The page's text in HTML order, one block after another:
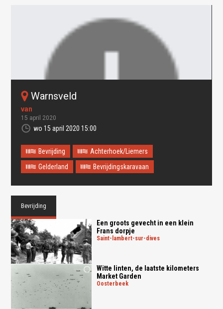
Oops! Something went
wrong.
This page didn't load Google Maps correctly. See the
warnsveld
15 april 2020
wo 15 april 2020 15:00
Bevrijding
Achterhoek/Liemers
Gelderland
Bevrijdingskaravaan
Bevrijding
Een groots gevecht in een klein
Frans dorpje
saint-lambert-sur-dives
Witte linten, de laatste kilometers
Market Garden
oosterbeek